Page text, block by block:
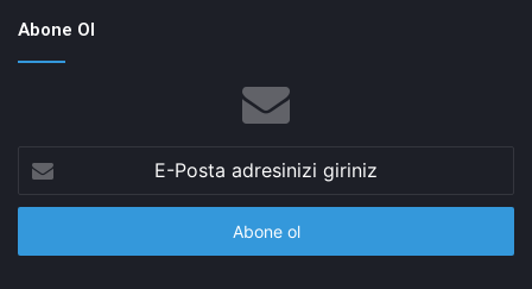
Abone Ol
E-
Posta
adresinizi